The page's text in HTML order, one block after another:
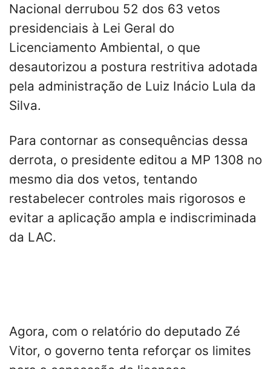
Nacional derrubou 52 dos 63 vetos
presidenciais à Lei Geral do
Licenciamento Ambiental, o que
desautorizou a postura restritiva adotada
pela administração de Luiz Inácio Lula da
Silva.
Para contornar as consequências dessa
derrota, o presidente editou a MP 1308 no
mesmo dia dos vetos, tentando
restabelecer controles mais rigorosos e
evitar a aplicação ampla e indiscriminada
da LAC.
Agora, com o relatório do deputado Zé
Vitor, o governo tenta reforçar os limites